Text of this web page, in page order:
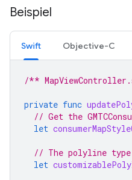
Beispiel
Swift Objective-C
/**
private func
// Get the
let
// The polyline
let